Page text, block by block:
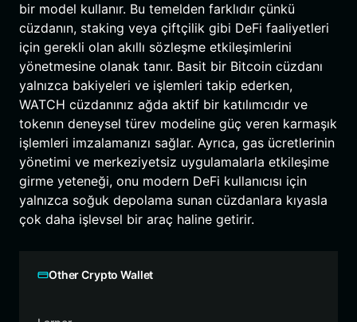
bir model kullanır. Bu temelden farklıdır çünkü
cüzdanın, staking veya çiftçilik gibi DeFi faaliyetleri
için gerekli olan akıllı sözleşme etkileşimlerini
yönetmesine olanak tanır. Basit bir Bitcoin cüzdanı
yalnızca bakiyeleri ve işlemleri takip ederken,
WATCH cüzdanınız ağda aktif bir katılımcıdır ve
tokenın deneysel türev modeline güç veren karmaşık
işlemleri imzalamanızı sağlar. Ayrıca, gas ücretlerinin
yönetimi ve merkeziyetsiz uygulamalarla etkileşime
girme yeteneği, onu modern DeFi kullanıcısı için
yalnızca soğuk depolama sunan cüzdanlara kıyasla
çok daha işlevsel bir araç haline getirir.
Other Crypto Wallet